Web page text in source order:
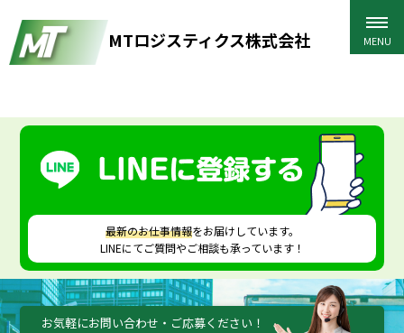
MTロジスティクス株式会社
最新のお仕事情報をお届けしています。
LINEにてご質問やご相談も承っています！
お気軽にお問い合わせ・ご応募ください！